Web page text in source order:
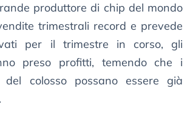
produttore di chip del mondo
trimestrali record e prevede
per il trimestre in corso, gli
preso profitti, temendo che i
colosso possano essere già